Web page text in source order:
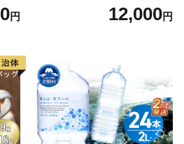
ト
円
茶_ 訳アリ 常温 お茶 茶袋 常
備品 おちゃ ocha 茶葉 緑茶
小分け お土産 お取り寄せ グ
ルメ 福岡 九州 福岡県 国産
日本 ふかむし茶 ふかむし 家
庭用 自宅用 ちゃ りょくちゃ
ふかむしちゃ 急須 甘み 川崎
町 送料無料
12,000円